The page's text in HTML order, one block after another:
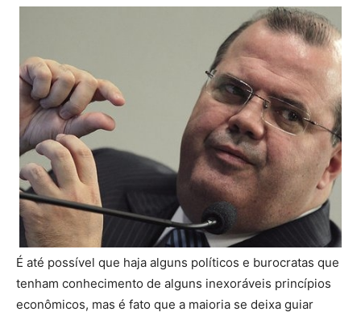
É até possível que haja alguns políticos e burocratas que
tenham conhecimento de alguns inexoráveis princípios
econômicos, mas é fato que a maioria se deixa guiar